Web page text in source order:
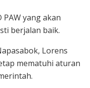
yang akan
berjalan baik.
Lorens
mematuhi aturan